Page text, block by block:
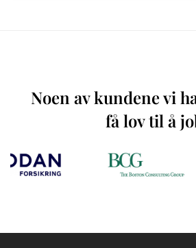
Noen av kundene vi
få lov til å